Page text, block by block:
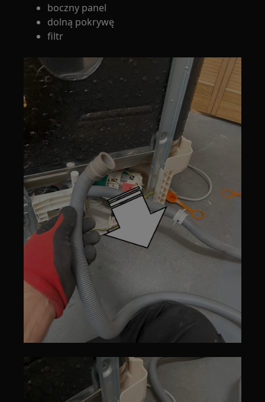
boczny panel
dolną pokrywę
filtr